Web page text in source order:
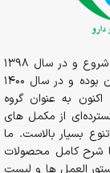
از سال 1394در قالب داروخانه حضوری مسئولیت ما شروع و در سال 1398
داروخانه به صورت شبانه روزی در خدمت شما عزیزان بوده و در سال 1400
اکنون به عنوان گروه
از مکمل های
بسیار بالاست. ما
شرح کامل محصولات